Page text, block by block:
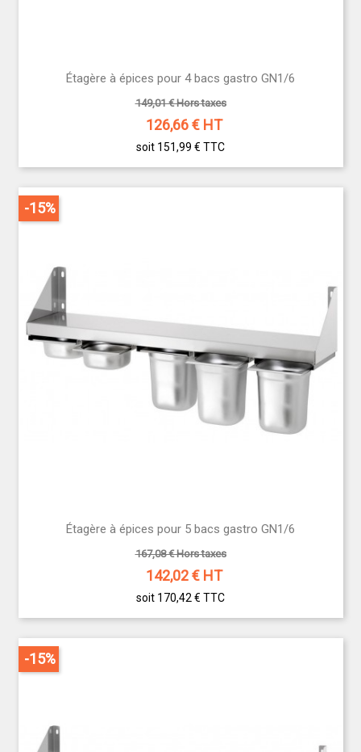
Étagère à épices pour 4 bacs gastro GN1/6
149,01 € Hors taxes
126,66€ HT
soit 151,99 € TTC
Étagère à épices pour 5 bacs gastro GN1/6
167,08 € Hors taxes
142,02€ HT
soit 170,42 € TTC
-15%
-15%